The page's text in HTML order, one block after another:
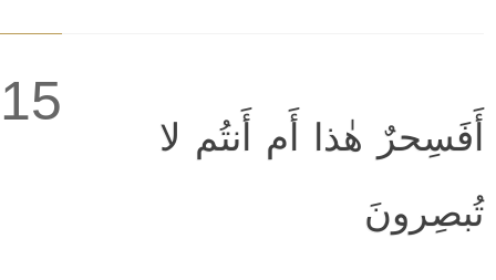
15
أَفَسِحرٌ هٰذا أَم أَنتُم لا
تُبصِرونَ